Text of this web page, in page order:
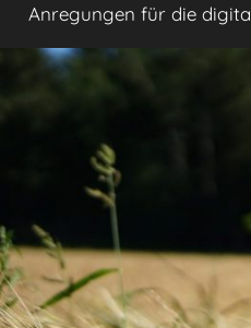
Anregungen für die